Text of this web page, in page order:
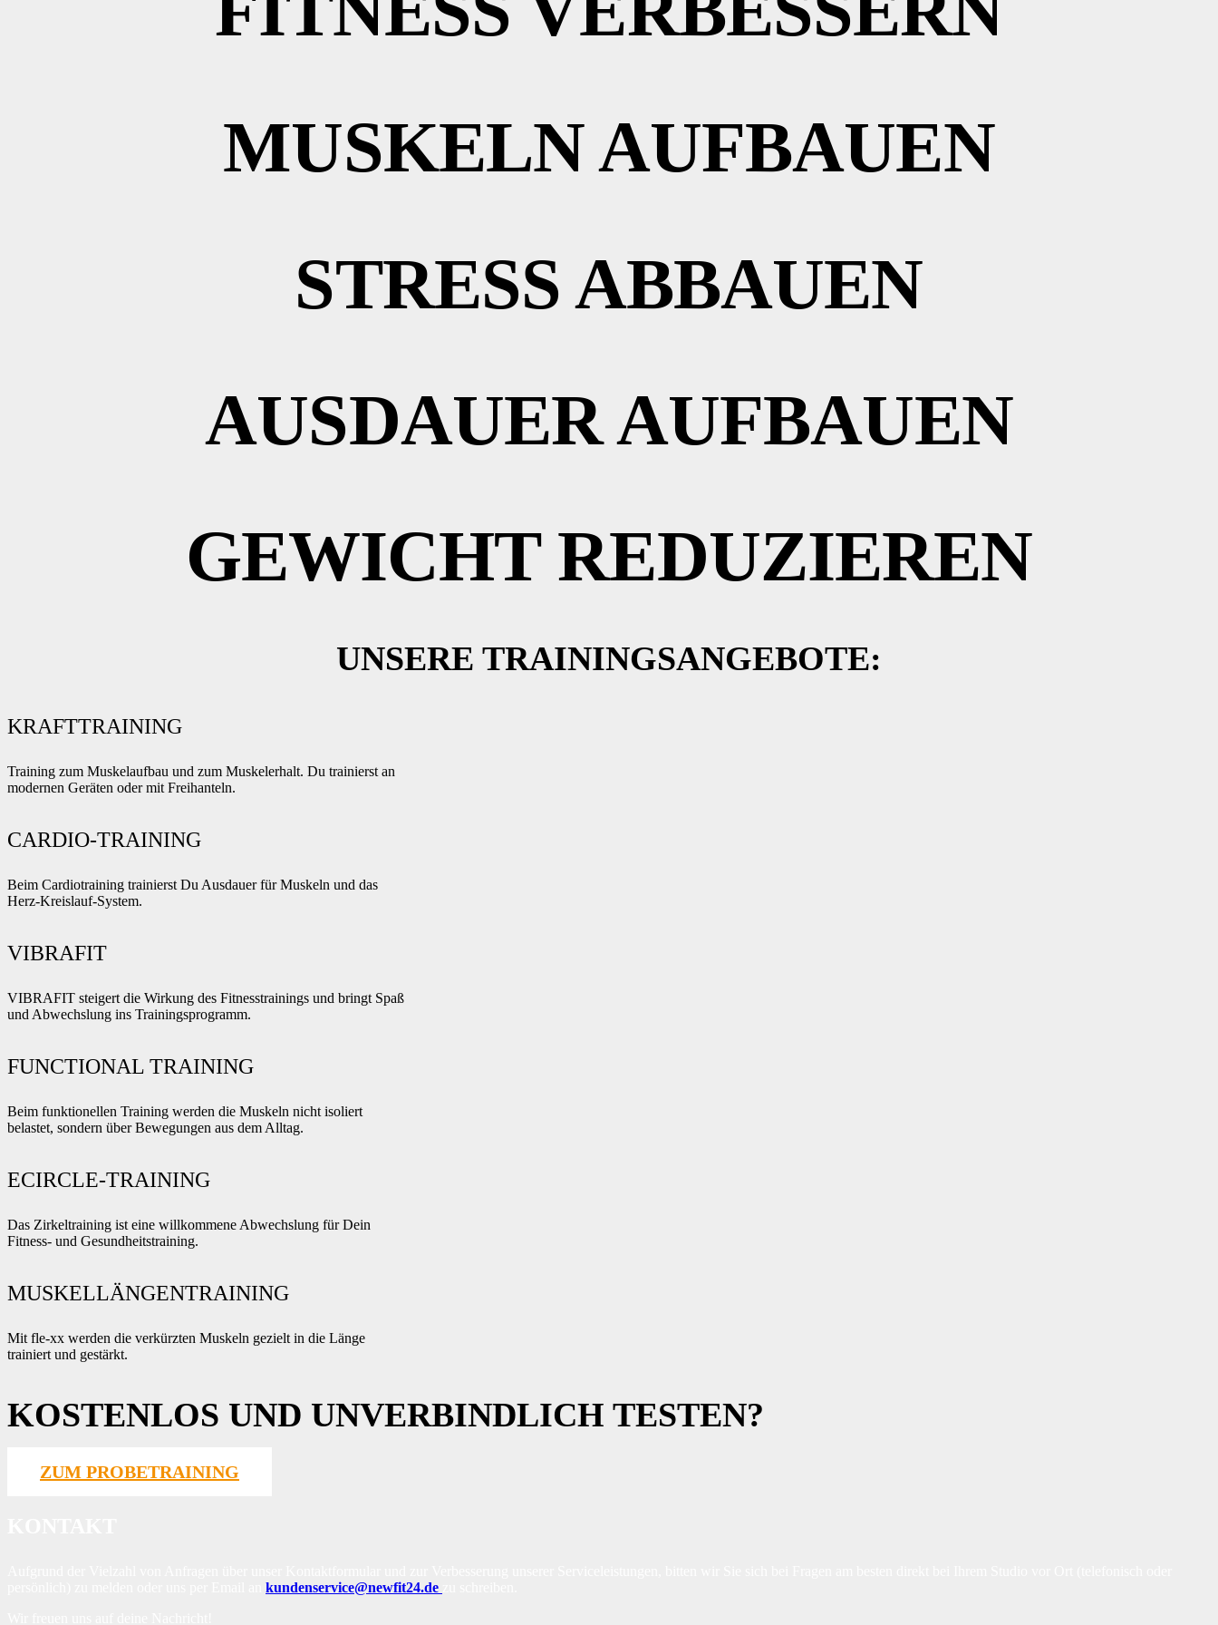
MUSKELN AUFBAUEN
STRESS ABBAUEN
AUSDAUER AUFBAUEN
GEWICHT REDUZIEREN
UNSERE TRAININGSANGEBOTE:
KRAFTTRAINING
Training zum Muskelaufbau und zum Muskelerhalt. Du trainierst an
modernen Geräten oder mit Freihanteln.
CARDIO-TRAINING
Beim Cardiotraining trainierst Du Ausdauer für Muskeln und das
Herz-Kreislauf-System.
VIBRAFIT
VIBRAFIT steigert die Wirkung des Fitnesstrainings und bringt Spaß
und Abwechslung ins Trainingsprogramm.
FUNCTIONAL TRAINING
Beim funktionellen Training werden die Muskeln nicht isoliert
belastet, sondern über Bewegungen aus dem Alltag.
ECIRCLE-TRAINING
Das Zirkeltraining ist eine willkommene Abwechslung für Dein
Fitness- und Gesundheitstraining.
MUSKELLÄNGENTRAINING
Mit fle-xx werden die verkürzten Muskeln gezielt in die Länge
trainiert und gestärkt.
KOSTENLOS UND UNVERBINDLICH TESTEN?
ZUM PROBETRAINING
kundenservice@newfit24.de